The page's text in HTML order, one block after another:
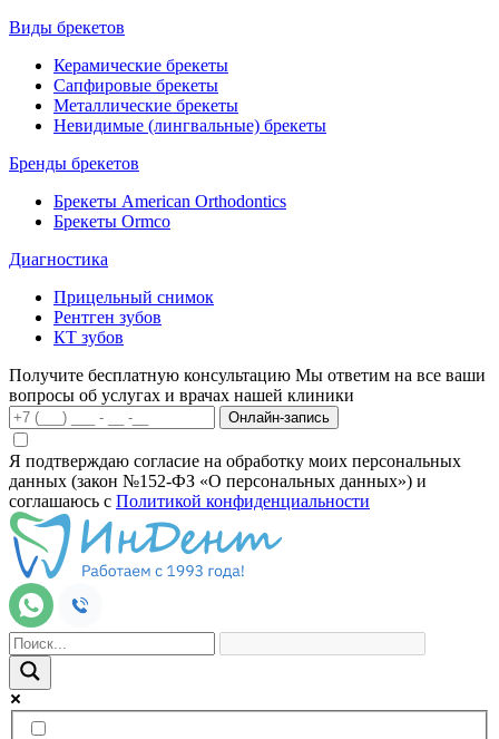
Виды брекетов
Керамические брекеты
Сапфировые брекеты
Металлические брекеты
Невидимые (лингвальные) брекеты
Бренды брекетов
Брекеты American Orthodontics
Брекеты Ormco
Диагностика
Прицельный снимок
Рентген зубов
КТ зубов
Получите бесплатную консультацию Мы ответим на все ваши
вопросы об услугах и врачах нашей клиники
Онлайн-запись
Я подтверждаю согласие на обработку моих персональных
данных (закон №152-ФЗ «О персональных данных») и
соглашаюсь с Политикой конфиденциальности